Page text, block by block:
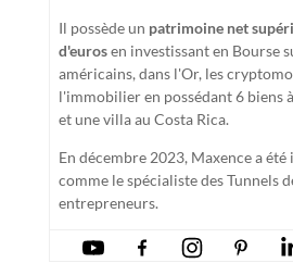
Il possède un patrimoine net
d'eurosen investissant en Bourse
américains, dans l'Or, les
l'immobilier en possédant 6 biens
et une villa au Costa Rica.
En décembre 2023, Maxence a
comme le spécialiste des Tunnels
entrepreneurs.